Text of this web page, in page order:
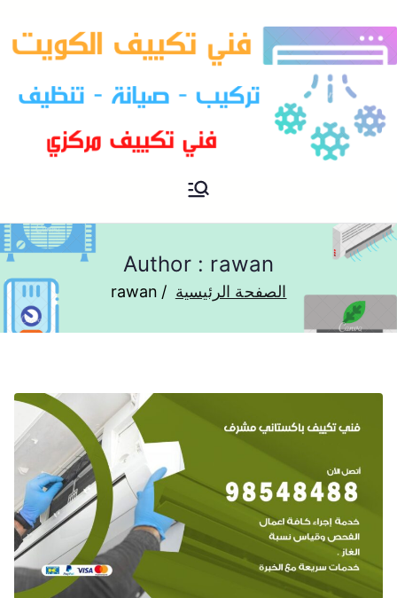
فني تكييف مركزي الكويت
Author : rawan
الصفحة الرئيسية rawan